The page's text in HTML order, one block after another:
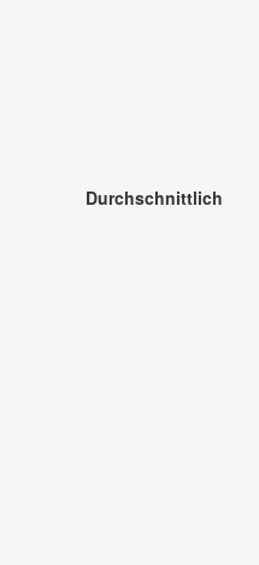
Durchschnittlich